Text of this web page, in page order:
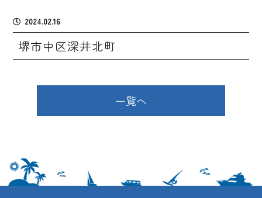
2024.02.16
堺市中区深井北町
一覧へ